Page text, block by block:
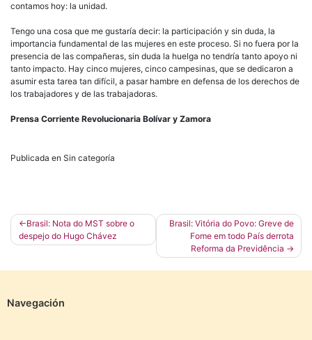
contamos hoy: la unidad.
Tengo una cosa que me gustaría decir: la participación y sin duda, la
importancia fundamental de las mujeres en este proceso. Si no fuera por la
presencia de las compañeras, sin duda la huelga no tendría tanto apoyo ni
tanto impacto. Hay cinco mujeres, cinco campesinas, que se dedicaron a
asumir esta tarea tan difícil, a pasar hambre en defensa de los derechos de
los trabajadores y de las trabajadoras.
Prensa Corriente Revolucionaria Bolívar y Zamora
Publicada en Sin categoría
Navegación
de
entradas
Brasil: Nota do MST sobre o
despejo do Hugo Chávez
Brasil: Vitória do Povo: Greve de
Fome em todo País derrota
Reforma da Previdência
Navegación